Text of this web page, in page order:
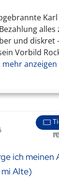
alles
und diskret
Vorbild
mehr anzeigen
ich meinen
Alte)